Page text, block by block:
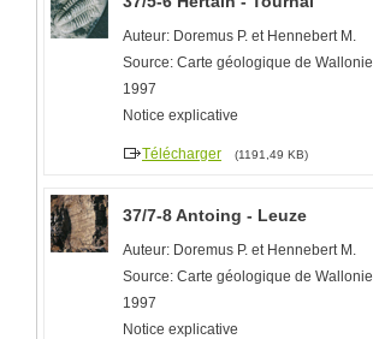
Auteur: Doremus P. et Hennebert M.
Source: Carte géologique de Wallonie
1997
Notice explicative
Télécharger (1191,49 KB)
37/7-8 Antoing - Leuze
Auteur: Doremus P. et Hennebert M.
Source: Carte géologique de Wallonie
1997
Notice explicative